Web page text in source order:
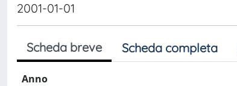
2001-01-01
Scheda breve Scheda completa
Anno